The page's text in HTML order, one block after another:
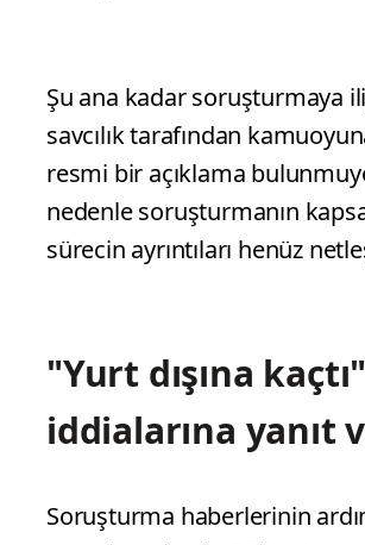
Şu ana kadar soruşturmaya
savcılık tarafından
resmi bir açıklama
nedenle soruşturmanın
sürecin ayrıntıları henüz
"Yurt dışına kaçtı"
iddialarına yanıt
Soruşturma haberlerinin